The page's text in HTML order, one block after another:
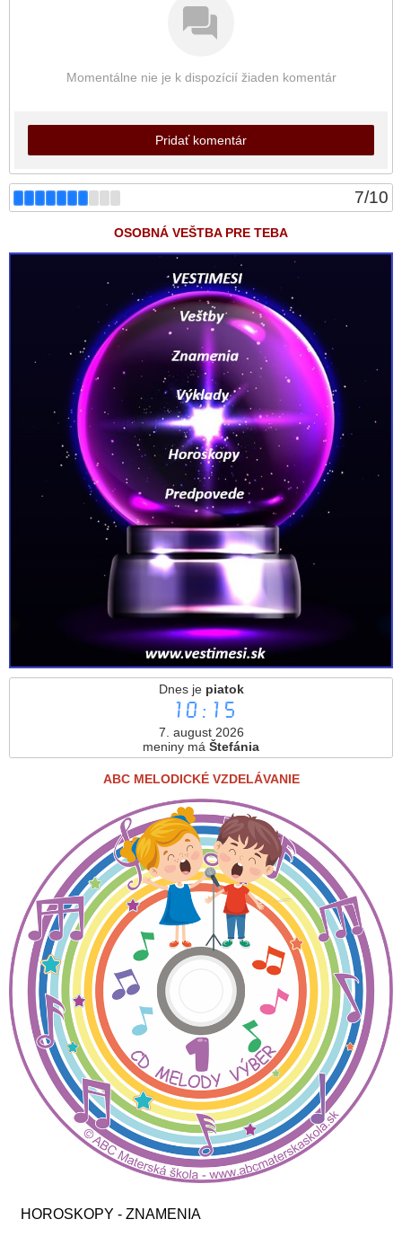
7/10
OSOBNÁ VEŠTBA PRE TEBA
Dnes je piatok
10:15
7. august 2026
meniny má Štefánia
ABC MELODICKÉ VZDELÁVANIE
HOROSKOPY - ZNAMENIA
Momentálne nie je k dispozícií žiaden komentár
Pridať komentár